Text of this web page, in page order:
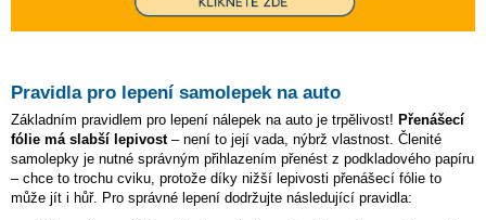
Pravidla pro lepení samolepek na auto
Základním pravidlem pro lepení nálepek na auto je trpělivost! Přenášecí
fólie má slabší lepivost– není to její vada, nýbrž vlastnost. Členité
samolepky je nutné správným přihlazením přenést z podkladového papíru
– chce to trochu cviku, protože díky nižší lepivosti přenášecí fólie to
může jít i hůř. Pro správné lepení dodržujte následující pravidla: